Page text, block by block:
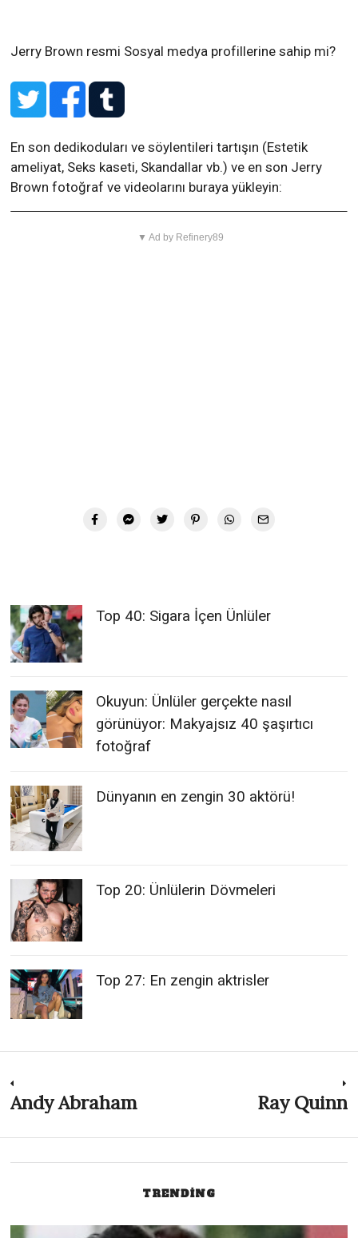
Jerry Brown resmi Sosyal medya profillerine sahip mi?
En son dedikoduları ve söylentileri tartışın (Estetik
ameliyat, Seks kaseti, Skandallar vb.) ve en son Jerry
Brown fotoğraf ve videolarını buraya yükleyin:
▼ Ad by Refinery89
Top 40: Sigara İçen Ünlüler
Okuyun: Ünlüler gerçekte nasıl
görünüyor: Makyajsız 40 şaşırtıcı
fotoğraf
Dünyanın en zengin 30 aktörü!
Top 20: Ünlülerin Dövmeleri
Top 27: En zengin aktrisler
Post
navigation
Previous
Andy Abraham Ray Quinn
TRENDING